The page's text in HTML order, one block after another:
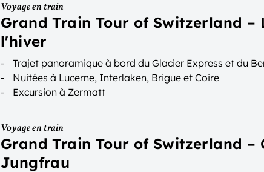
Voyage en train
Grand Train Tour of Switzerland –
l'hiver
Trajet panoramique à bord du Glacier Express et du
Nuitées à Lucerne, Interlaken, Brigue et Coire
Excursion à Zermatt
Voyage en train
Grand Train Tour of Switzerland –
Jungfrau